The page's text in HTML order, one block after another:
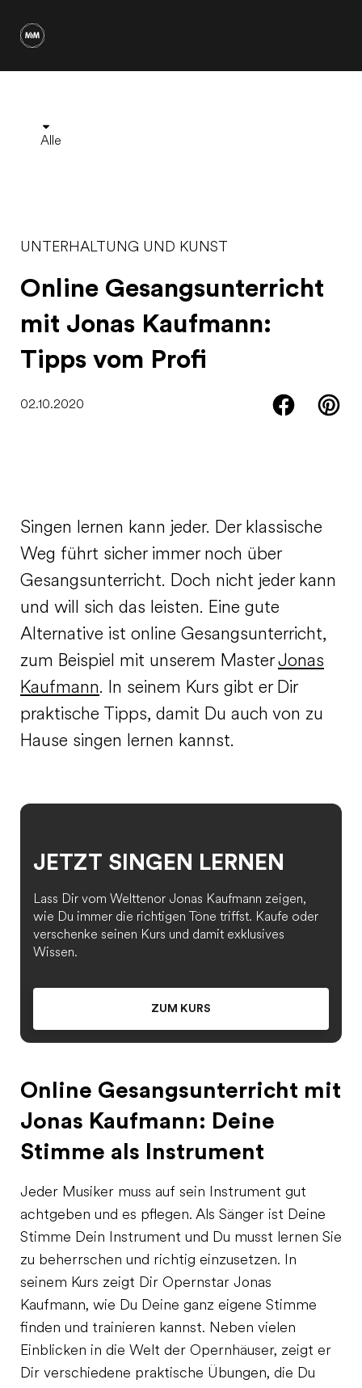
Alle
UNTERHALTUNG UND KUNST
Online Gesangsunterricht
mit Jonas Kaufmann:
Tipps vom Profi
02.10.2020
Singen lernen kann jeder. Der klassische
Weg führt sicher immer noch über
Gesangsunterricht. Doch nicht jeder kann
und will sich das leisten. Eine gute
Alternative ist online Gesangsunterricht,
zum Beispiel mit unserem MasterJonas
Kaufmann. In seinem Kurs gibt er Dir
praktische Tipps, damit Du auch von zu
Hause singen lernen kannst.
JETZT SINGEN LERNEN
Lass Dir vom Welttenor Jonas Kaufmann zeigen,
wie Du immer die richtigen Töne triffst. Kaufe oder
verschenke seinen Kurs und damit exklusives
Wissen.
ZUM KURS
Online Gesangsunterricht mit
Jonas Kaufmann: Deine
Stimme als Instrument
Jeder Musiker muss auf sein Instrument gut
achtgeben und es pflegen. Als Sänger ist Deine
Stimme Dein Instrument und Du musst lernen Sie
zu beherrschen und richtig einzusetzen. In
seinem Kurs zeigt Dir Opernstar Jonas
Kaufmann, wie Du Deine ganz eigene Stimme
finden und trainieren kannst. Neben vielen
Einblicken in die Welt der Opernhäuser, zeigt er
Dir verschiedene praktische Übungen, die Du